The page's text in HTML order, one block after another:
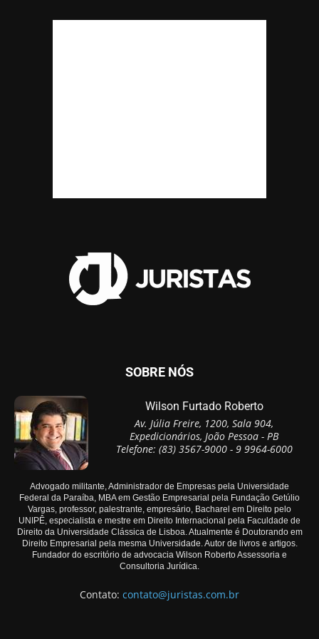
SOBRE NÓS
Wilson Furtado Roberto
Av. Júlia Freire, 1200, Sala 904,
Expedicionários, João Pessoa - PB
Telefone: (83) 3567-9000 - 9 9964-6000
Advogado militante, Administrador de Empresas pela Universidade
Federal da Paraíba, MBA em Gestão Empresarial pela Fundação Getúlio
Vargas, professor, palestrante, empresário, Bacharel em Direito pelo
UNIPÊ, especialista e mestre em Direito Internacional pela Faculdade de
Direito da Universidade Clássica de Lisboa. Atualmente é Doutorando em
Direito Empresarial pela mesma Universidade. Autor de livros e artigos.
Fundador do escritório de advocacia Wilson Roberto Assessoria e
Consultoria Jurídica.
Contato: contato@juristas.com.br